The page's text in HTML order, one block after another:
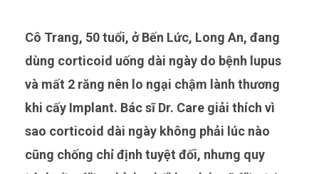
Cô Trang, 50 tuổi, ở Bến Lức, Long An, đang
dùng corticoid uống dài ngày do bệnh lupus
và mất 2 răng nên lo ngại chậm lành thương
khi cấy Implant. Bác sĩ Dr. Care giải thích vì
sao corticoid dài ngày không phải lúc nào
cũng chống chỉ định tuyệt đối, nhưng quy